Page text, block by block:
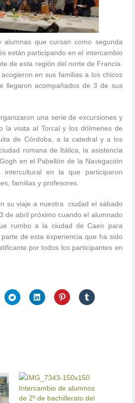
que cursan como segunda
están participando en el intercambio
de esta región del norte de Francia.
en sus familias a los chicos
llegaron acompañados de 3 de sus
una serie de excursiones y
la visita al Torcal y los dólmenes de
de Córdoba, a la catedral y a los
romana de Itálica, la asistencia
en el Pabellón de la Navegación
en la que participaron
familias y profesores.
su viaje a nuestra ciudad el sábado
de abril próximo cuando el alumnado
rumbo a la ciudad de Caen para
de esta experiencia que ha sido
por todos los participantes en
Intercambio de alumnos
de 2º de bachillerato del